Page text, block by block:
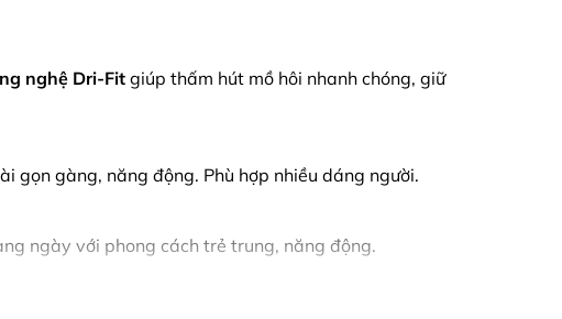
nghệ Dri-Fit giúp thấm hút mồ hôi nhanh chóng, giữ
gọn gàng, năng động. Phù hợp nhiều dáng người.
ngày với phong cách trẻ trung, năng động.